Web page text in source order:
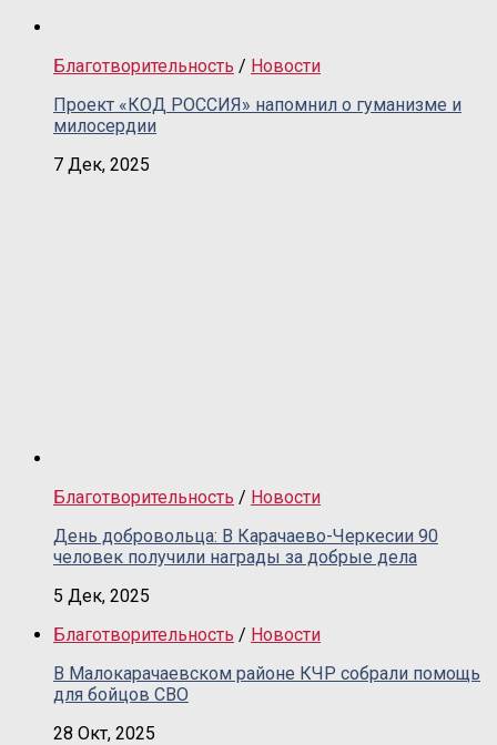
Благотворительность / Новости
Проект «КОД РОССИЯ» напомнил о гуманизме и
милосердии
7 Дек, 2025
Благотворительность / Новости
День добровольца: В Карачаево-Черкесии 90
человек получили награды за добрые дела
5 Дек, 2025
Благотворительность / Новости
В Малокарачаевском районе КЧР собрали помощь
для бойцов СВО
28 Окт, 2025